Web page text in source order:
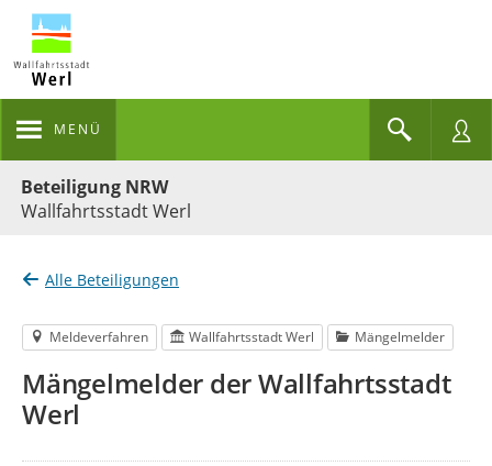
MENÜ
Beteiligung NRW
Wallfahrtsstadt Werl
Alle Beteiligungen
Meldeverfahren Wallfahrtsstadt Werl Mängelmelder
Mängelmelder der Wallfahrtsstadt
Werl